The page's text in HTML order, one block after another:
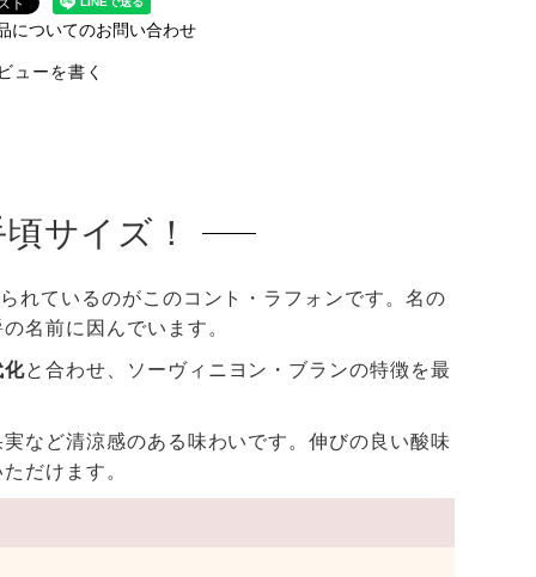
についてのお問い合わせ
ューを書く
サイズ！
れているのがこのコント・ラフォンです。名の
名前に因んでいます。
化と合わせ、ソーヴィニヨン・ブランの特徴を最
など清涼感のある味わいです。伸びの良い酸味
だけます。